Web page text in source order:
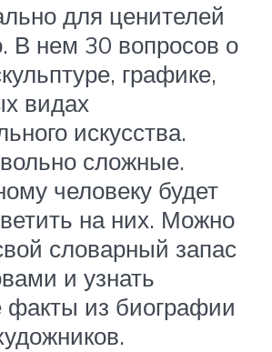
для ценителей
В нем 30 вопросов о
графике,
видах
искусства.
сложные.
человеку будет
на них. Можно
словарный запас
и узнать
факты из биографии